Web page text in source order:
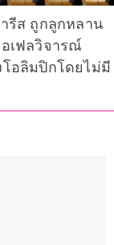
รีส ถูกลูกหลาน
เฟลวิจารณ์
อลิมปิกโดยไม่มี